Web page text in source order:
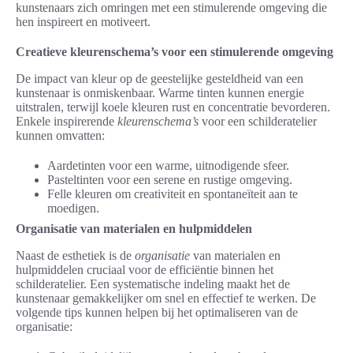
kunstenaars zich omringen met een stimulerende omgeving die
hen inspireert en motiveert.
Creatieve kleurenschema’s voor een stimulerende omgeving
De impact van kleur op de geestelijke gesteldheid van een
kunstenaar is onmiskenbaar. Warme tinten kunnen energie
uitstralen, terwijl koele kleuren rust en concentratie bevorderen.
Enkele inspirerende kleurenschema’s voor een schilderatelier
kunnen omvatten:
Aardetinten voor een warme, uitnodigende sfeer.
Pasteltinten voor een serene en rustige omgeving.
Felle kleuren om creativiteit en spontaneïteit aan te
moedigen.
Organisatie van materialen en hulpmiddelen
Naast de esthetiek is de organisatie van materialen en
hulpmiddelen cruciaal voor de efficiëntie binnen het
schilderatelier. Een systematische indeling maakt het de
kunstenaar gemakkelijker om snel en effectief te werken. De
volgende tips kunnen helpen bij het optimaliseren van de
organisatie: